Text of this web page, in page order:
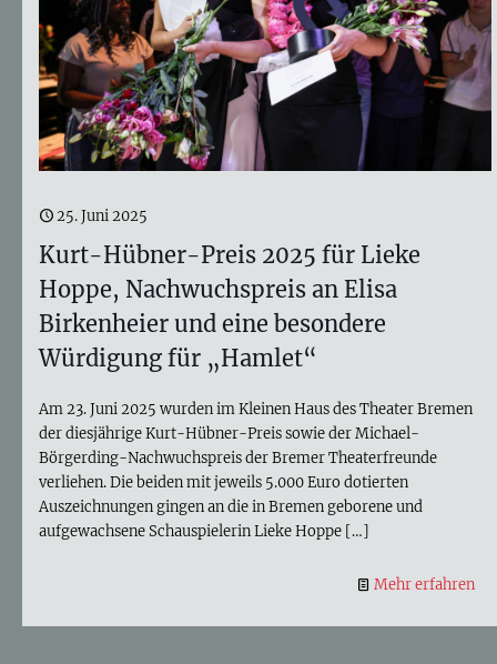
25. Juni 2025
Kurt-Hübner-Preis 2025 für Lieke
Hoppe, Nachwuchspreis an Elisa
Birkenheier und eine besondere
Würdigung für „Hamlet“
Am 23. Juni 2025 wurden im Kleinen Haus des Theater Bremen
der diesjährige Kurt-Hübner-Preis sowie der Michael-
Börgerding-Nachwuchspreis der Bremer Theaterfreunde
verliehen. Die beiden mit jeweils 5.000 Euro dotierten
Auszeichnungen gingen an die in Bremen geborene und
aufgewachsene Schauspielerin Lieke Hoppe […]
Mehr erfahren